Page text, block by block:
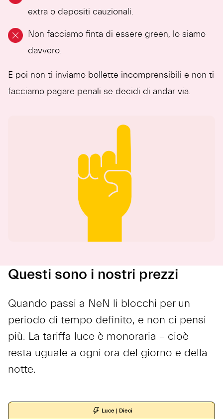
extra o depositi cauzionali.
Non facciamo finta di essere green, lo siamo
davvero.
E poi non ti inviamo bollette incomprensibili e non ti
facciamo pagare penali se decidi di andar via.
Questi sono i nostri prezzi
Quando passi a NeN li blocchi per un
periodo di tempo definito, e non ci pensi
più. La tariffa luce è monoraria – cioè
resta uguale a ogni ora del giorno e della
notte.
Luce | Dieci